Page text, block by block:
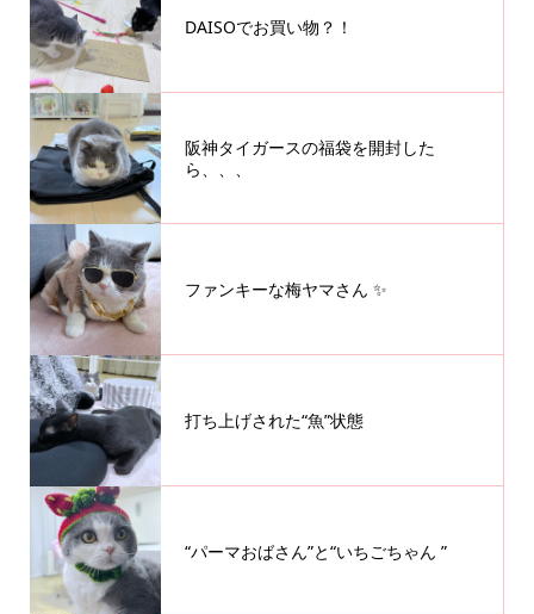
DAISOでお買い物？！
阪神タイガースの福袋を開封した
ら、、、
ファンキーな梅ヤマさん ✨
打ち上げされた“魚”状態
“パーマおばさん”と“いちごちゃん ”